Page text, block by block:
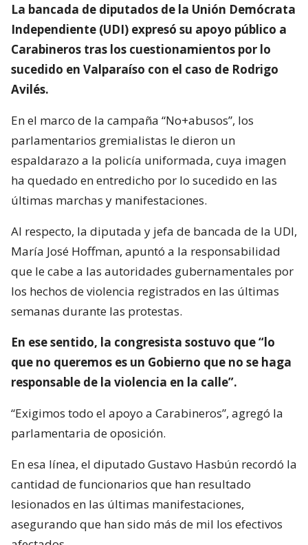
La bancada de diputados de la Unión Demócrata
Independiente (UDI) expresó su apoyo público a
Carabineros tras los cuestionamientos por lo
sucedido en Valparaíso con el caso de Rodrigo
Avilés.
En el marco de la campaña “No+abusos”, los
parlamentarios gremialistas le dieron un
espaldarazo a la policía uniformada, cuya imagen
ha quedado en entredicho por lo sucedido en las
últimas marchas y manifestaciones.
Al respecto, la diputada y jefa de bancada de la UDI,
María José Hoffman, apuntó a la responsabilidad
que le cabe a las autoridades gubernamentales por
los hechos de violencia registrados en las últimas
semanas durante las protestas.
En ese sentido, la congresista sostuvo que “lo
que no queremos es un Gobierno que no se haga
responsable de la violencia en la calle”.
“Exigimos todo el apoyo a Carabineros”, agregó la
parlamentaria de oposición.
En esa línea, el diputado Gustavo Hasbún recordó la
cantidad de funcionarios que han resultado
lesionados en las últimas manifestaciones,
asegurando que han sido más de mil los efectivos